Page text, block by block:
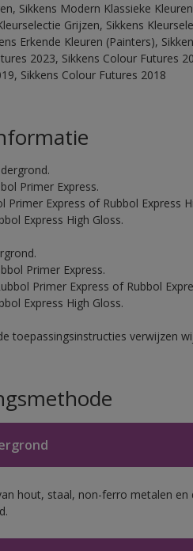
Sikkens Modern Klassieke
Grijzen, Sikkens
Erkende Kleuren (Painters),
2023, Sikkens Colour Futures
Sikkens Colour Futures 2018
Primer Express.
Primer Express of Rubbol Express
Express High Gloss.
Primer Express.
Primer Express of Rubbol
Express High Gloss.
toepassingsinstructies verwijzen
hout, staal, non-ferro metalen